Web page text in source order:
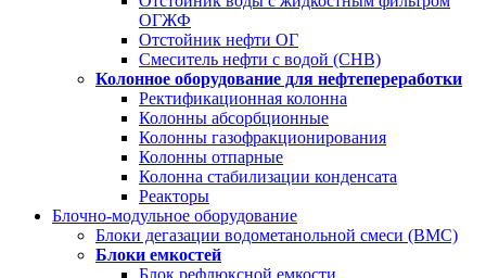
ОГЖФ
Отстойник нефти ОГ
Смеситель нефти с водой (СНВ)
Колонное оборудование для нефтепереработки
Ректификационная колонна
Колонны абсорбционные
Колонны газофракционирования
Колонны отпарные
Колонна стабилизации конденсата
Реакторы
Блочно-модульное оборудование
Блоки дегазации водометанольной смеси (BMC)
Блоки емкостей
Блок рефлюксной емкости